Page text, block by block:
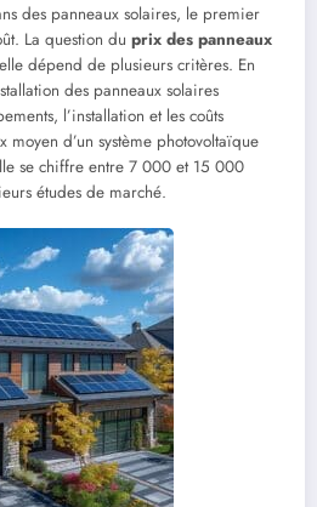
des panneaux solaires, le premier
La question du prix des panneaux
dépend de plusieurs critères. En
des panneaux solaires
l’installation et les coûts
d’un système photovoltaïque
se chiffre entre 7 000 et 15 000
études de marché.